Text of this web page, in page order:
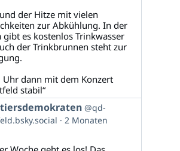
der Hitze mit vielen
zur Abkühlung. In der
es kostenlos Trinkwasser
der Trinkbrunnen steht zur
Uhr dann mit dem Konzert
stabil“
@qd-
2 Monaten